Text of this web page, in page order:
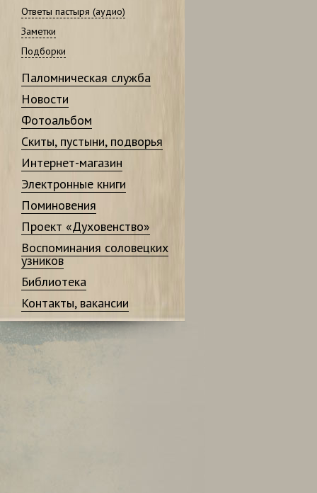
Ответы пастыря (аудио)
Заметки
Подборки
Паломническая служба
Новости
Фотоальбом
Скиты, пустыни, подворья
Интернет-магазин
Электронные книги
Поминовения
Проект «Духовенство»
Воспоминания соловецких
узников
Библиотека
Контакты, вакансии